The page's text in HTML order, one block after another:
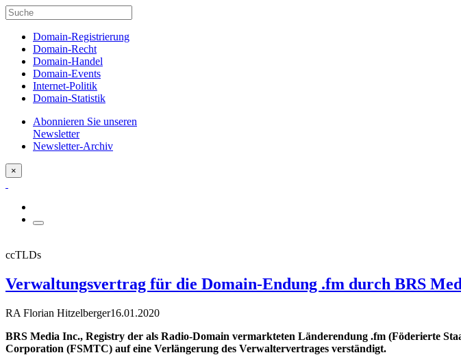
Domain-Registrierung
Domain-Recht
Domain-Handel
Domain-Events
Internet-Politik
Domain-Statistik
Abonnieren Sie unseren
Newsletter
Newsletter-Archiv
×
ccTLDs
Verwaltungsvertrag für die Domain-Endung .fm durch BRS
RA Florian Hitzelberger16.01.2020
BRS Media Inc., Registry der als Radio-Domain vermarkteten Länderendung .fm (Föderierte
Corporation (FSMTC) auf eine Verlängerung des Verwaltervertrages verständigt.